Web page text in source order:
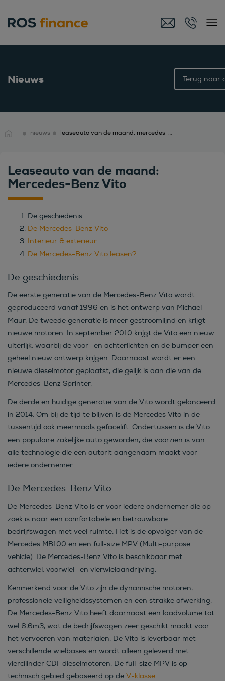
Nieuws Terug naar
nieuws leaseauto van de maand: mercedes-benz vito
Leaseauto van de maand:
Mercedes-Benz Vito
De geschiedenis
De Mercedes-Benz Vito
Interieur & exterieur
De Mercedes-Benz Vito leasen?
De geschiedenis
De eerste generatie van de Mercedes-Benz Vito wordt
geproduceerd vanaf 1996 en is het ontwerp van Michael
Maur. De tweede generatie is meer gestroomlijnd en krijgt
nieuwe motoren. In september 2010 krijgt de Vito een nieuw
uiterlijk, waarbij de voor- en achterlichten en de bumper een
geheel nieuw ontwerp krijgen. Daarnaast wordt er een
nieuwe dieselmotor geplaatst, die gelijk is aan die van de
Mercedes-Benz Sprinter.
De derde en huidige generatie van de Vito wordt gelanceerd
in 2014. Om bij de tijd te blijven is de Mercedes Vito in de
tussentijd ook meermaals gefacelift. Ondertussen is de Vito
een populaire zakelijke auto geworden, die voorzien is van
alle technologie die een autorit aangenaam maakt voor
iedere ondernemer.
De Mercedes-Benz Vito
De Mercedes-Benz Vito is er voor iedere ondernemer die op
zoek is naar een comfortabele en betrouwbare
bedrijfswagen met veel ruimte. Het is de opvolger van de
Mercedes MB100 en een full-size MPV (Multi-purpose
vehicle). De Mercedes-Benz Vito is beschikbaar met
achterwiel, voorwiel- en vierwielaandrijving.
Kenmerkend voor de Vito zijn de dynamische motoren,
professionele veiligheidssystemen en een strakke afwerking.
De Mercedes-Benz Vito heeft daarnaast een laadvolume tot
wel 6,6m3, wat de bedrijfswagen zeer geschikt maakt voor
het vervoeren van materialen. De Vito is leverbaar met
verschillende wielbases en wordt alleen geleverd met
viercilinder CDI-dieselmotoren. De full-size MPV is op
technisch gebied gebaseerd op de V-klasse.